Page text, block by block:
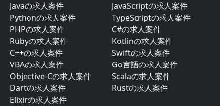
Javaの求人案件
JavaScriptの求人案件
Pythonの求人案件
TypeScriptの求人案件
PHPの求人案件
C#の求人案件
Rubyの求人案件
Kotlinの求人案件
C++の求人案件
Swiftの求人案件
VBAの求人案件
Go言語の求人案件
Objective-Cの求人案件
Scalaの求人案件
Dartの求人案件
Rustの求人案件
Elixirの求人案件